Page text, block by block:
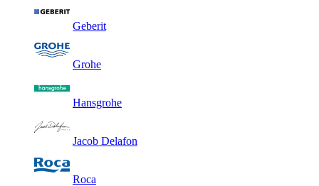
Geberit
Grohe
Hansgrohe
Jacob Delafon
Roca